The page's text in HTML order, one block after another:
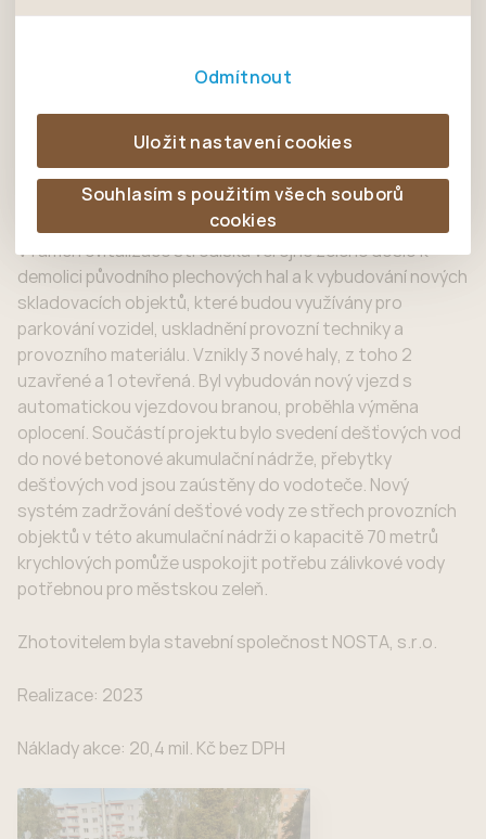
nedokážeme zjistit navštívené odkazy, prohlížené
zájmům, což zajišťuje lepší nákupní zkušenosti. Díky
nevhodným doporučením produktů či jiným
Odmítnout
Uložit nastavení cookies
Souhlasím s použitím všech souborů
cookies
projekty
zeleně
30.11.2023
Záměr řešil nové skladovací objekty v areálu střediska
veřejné zeleně na ulici Palackého pro parkování vozidel a
skladování provozní techniky.
V rámci revitalizace střediska veřejné zeleně došlo k
demolici původního plechových hal a k vybudování nových
skladovacích objektů, které budou využívány pro
parkování vozidel, uskladnění provozní techniky a
provozního materiálu. Vznikly 3 nové haly, z toho 2
uzavřené a 1 otevřená. Byl vybudován nový vjezd s
automatickou vjezdovou branou, proběhla výměna
oplocení. Součástí projektu bylo svedení dešťových vod
do nové betonové akumulační nádrže, přebytky
dešťových vod jsou zaústěny do vodoteče. Nový
systém zadržování dešťové vody ze střech provozních
objektů v této akumulační nádrži o kapacitě 70 metrů
krychlových pomůže uspokojit potřebu zálivkové vody
potřebnou pro městskou zeleň.
Zhotovitelem byla stavební společnost NOSTA, s.r.o.
Realizace: 2023
Náklady akce: 20,4 mil. Kč bez DPH